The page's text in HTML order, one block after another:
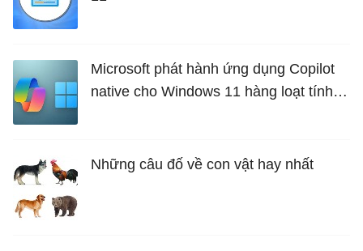
Microsoft phát hành ứng dụng Copilot
native cho Windows 11 hàng loạt tính
Những câu đố về con vật hay nhất